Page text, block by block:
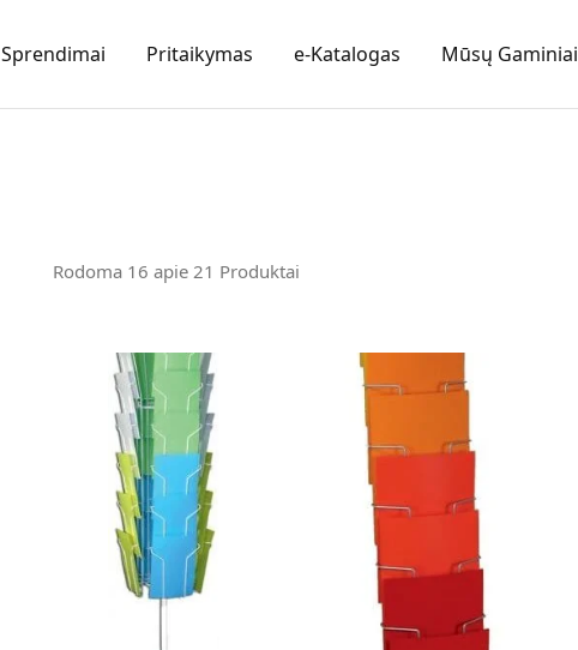
Sprendimai Pritaikymas e-Katalogas Mūsų Gaminiai
Rodoma 16 apie 21 Produktai